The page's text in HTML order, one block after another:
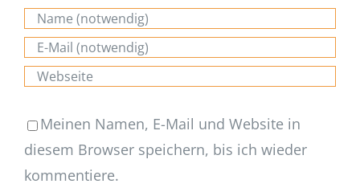
Meinen Namen, E-Mail und Website in
diesem Browser speichern, bis ich wieder
kommentiere.